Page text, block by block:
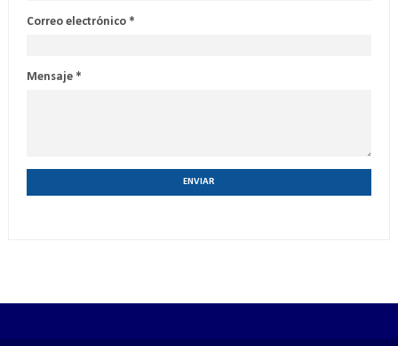
Correo electrónico *
Mensaje *